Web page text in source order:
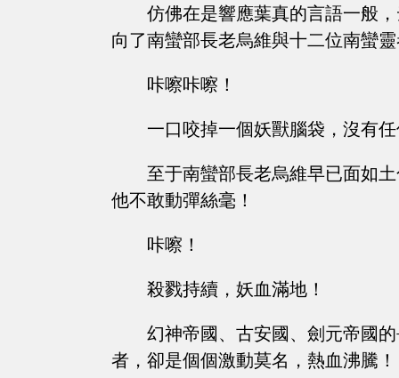
仿佛在是響應葉真的言語一般
向了南蠻部長老烏維與十二位南蠻
咔嚓咔嚓！
一口咬掉一個妖獸腦袋，沒有
至于南蠻部長老烏維早已面如
他不敢動彈絲毫！
咔嚓！
殺戮持續，妖血滿地！
幻神帝國、古安國、劍元帝國
者，卻是個個激動莫名，熱血沸騰！